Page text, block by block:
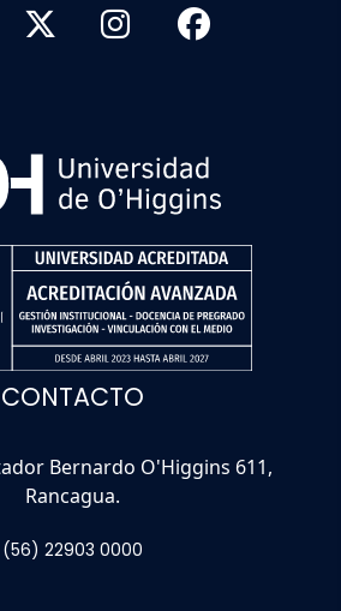
CONTACTO
Bernardo O'Higgins 611,
Rancagua.
(56) 22903 0000